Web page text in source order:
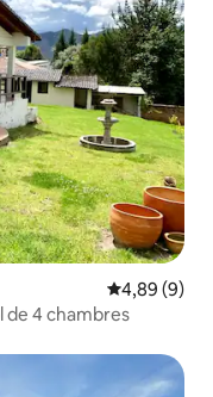
Évaluation
4,89 (9)
de 4 chambres